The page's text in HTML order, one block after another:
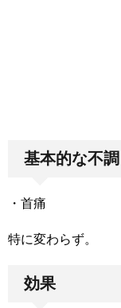
基本的な不調
・首痛
特に変わらず。
効果